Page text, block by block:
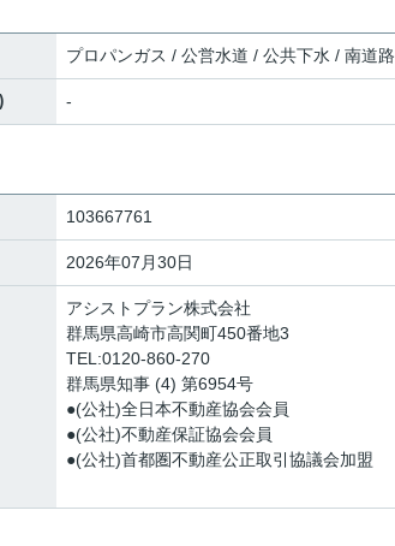
プロパンガス / 公営水道 / 公共下水 / 南道路
-
103667761
2026年07月30日
アシストプラン株式会社
群馬県高崎市高関町450番地3
TEL:0120-860-270
群馬県知事 (4) 第6954号
●(公社)全日本不動産協会会員
●(公社)不動産保証協会会員
●(公社)首都圏不動産公正取引協議会加盟